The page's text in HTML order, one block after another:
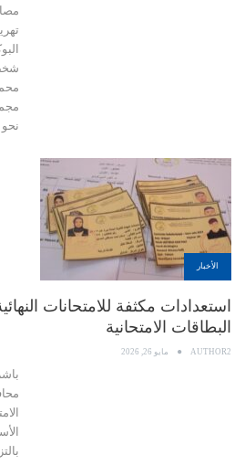
الأخبار
استعدادات مكثفة للامتحانات
البطاقات الامتحانية
AUTHOR2 مايو 26, 2026